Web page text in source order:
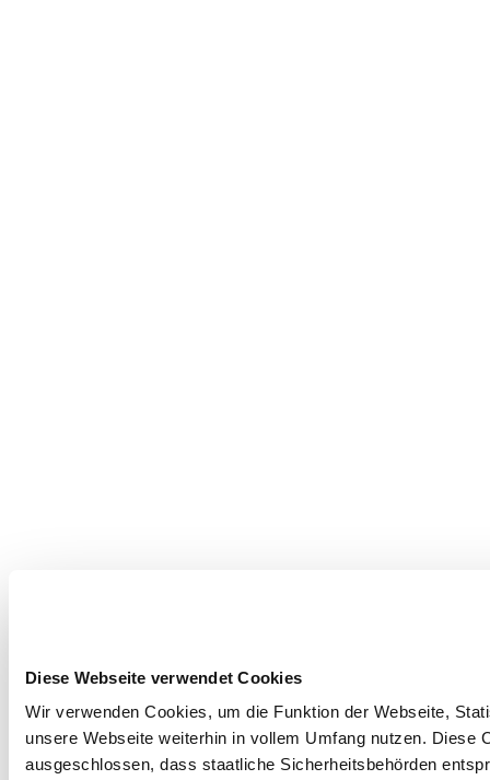
Diese Webseite verwendet Cookies
Wir verwenden Cookies, um die Funktion der Webseite,
unsere Webseite weiterhin in vollem Umfang nutzen.
ausgeschlossen, dass staatliche Sicherheitsbehörden